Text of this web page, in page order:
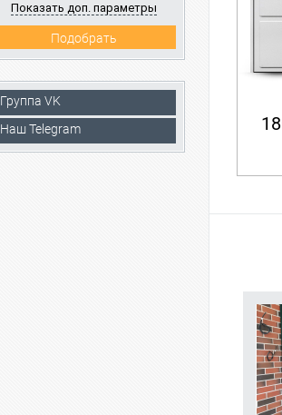
Показать доп. параметры
Группа VK
Наш Telegram